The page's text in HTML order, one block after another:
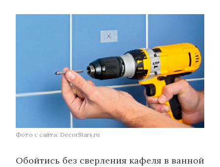
Фото с сайта: DecorStars.ru
Обойтись без сверления кафеля в ванной